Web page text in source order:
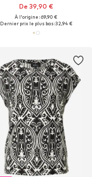
De 39,90 €
À l'origine : 69,90 €
Dernier prix le plus bas :32,94 €